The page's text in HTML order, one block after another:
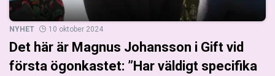
NYHET 10 oktober 2024
Det här är Magnus Johansson i Gift vid
första ögonkastet: ”Har väldigt specifika